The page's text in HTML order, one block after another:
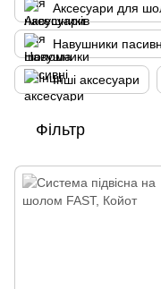
Аксесуари для
Навушники
Інші аксесуари
Фільтр